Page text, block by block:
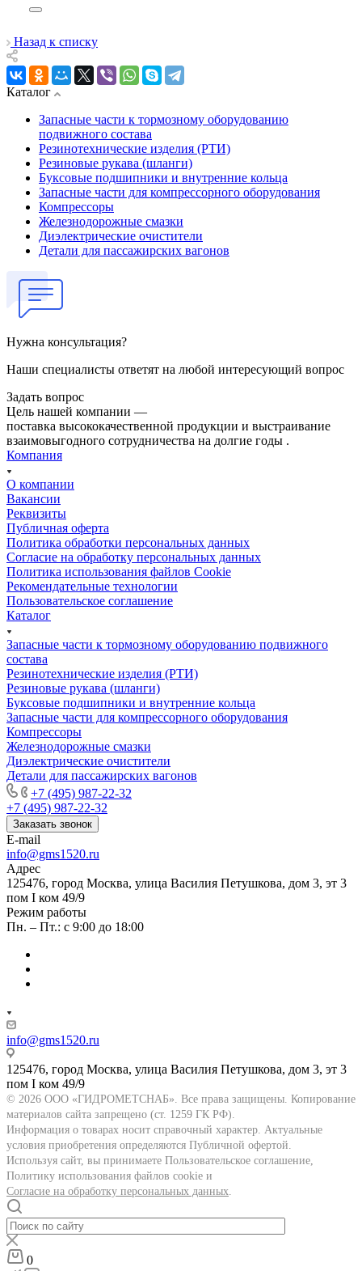
Назад к списку
Каталог
Запасные части к тормозному оборудованию
подвижного состава
Резинотехнические изделия (РТИ)
Резиновые рукава (шланги)
Буксовые подшипники и внутренние кольца
Запасные части для компрессорного оборудования
Компрессоры
Железнодорожные смазки
Диэлектрические очистители
Детали для пассажирских вагонов
Нужна консультация?
Наши специалисты ответят на любой интересующий вопрос
Задать вопрос
Цель нашей компании —
поставка высококачественной продукции и выстраивание
взаимовыгодного сотрудничества на долгие годы .
Компания
О компании
Вакансии
Реквизиты
Публичная оферта
Политика обработки персональных данных
Cогласие на обработку персональных данных
Политика использования файлов Cookie
Рекомендательные технологии
Пользовательское соглашение
Каталог
Запасные части к тормозному оборудованию подвижного
состава
Резинотехнические изделия (РТИ)
Резиновые рукава (шланги)
Буксовые подшипники и внутренние кольца
Запасные части для компрессорного оборудования
Компрессоры
Железнодорожные смазки
Диэлектрические очистители
Детали для пассажирских вагонов
+7 (495) 987-22-32
+7 (495) 987-22-32
Заказать звонок
E-mail
info@gms1520.ru
Адрес
125476, город Москва, улица Василия Петушкова, дом 3, эт 3
пом I ком 49/9
Режим работы
Пн. – Пт.: с 9:00 до 18:00
info@gms1520.ru
125476, город Москва, улица Василия Петушкова, дом 3, эт 3
пом I ком 49/9
© 2026 ООО «ГИДРОМЕТСНАБ». Все права защищены. Копирование
материалов сайта запрещено (ст. 1259 ГК РФ).
Информация о товарах носит справочный характер. Актуальные
условия приобретения определяются Публичной офертой.
Используя сайт, вы принимаете Пользовательское соглашение,
Политику использования файлов cookie и
Согласие на обработку персональных данных.
0